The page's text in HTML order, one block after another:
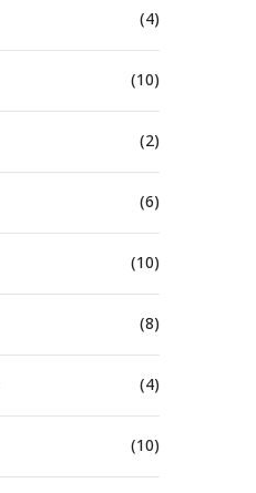
(4)
(10)
(2)
(6)
(10)
(8)
(4)
(10)